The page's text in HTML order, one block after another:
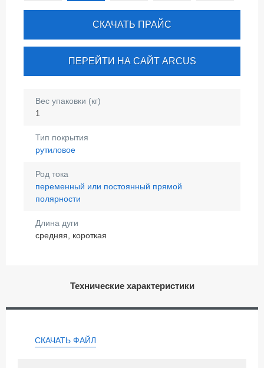
СКАЧАТЬ ПРАЙС
ПЕРЕЙТИ НА САЙТ ARCUS
Вес упаковки (кг)
1
Тип покрытия
рутиловое
Род тока
переменный или постоянный прямой
полярности
Длина дуги
средняя, короткая
Технические характеристики
СКАЧАТЬ ФАЙЛ